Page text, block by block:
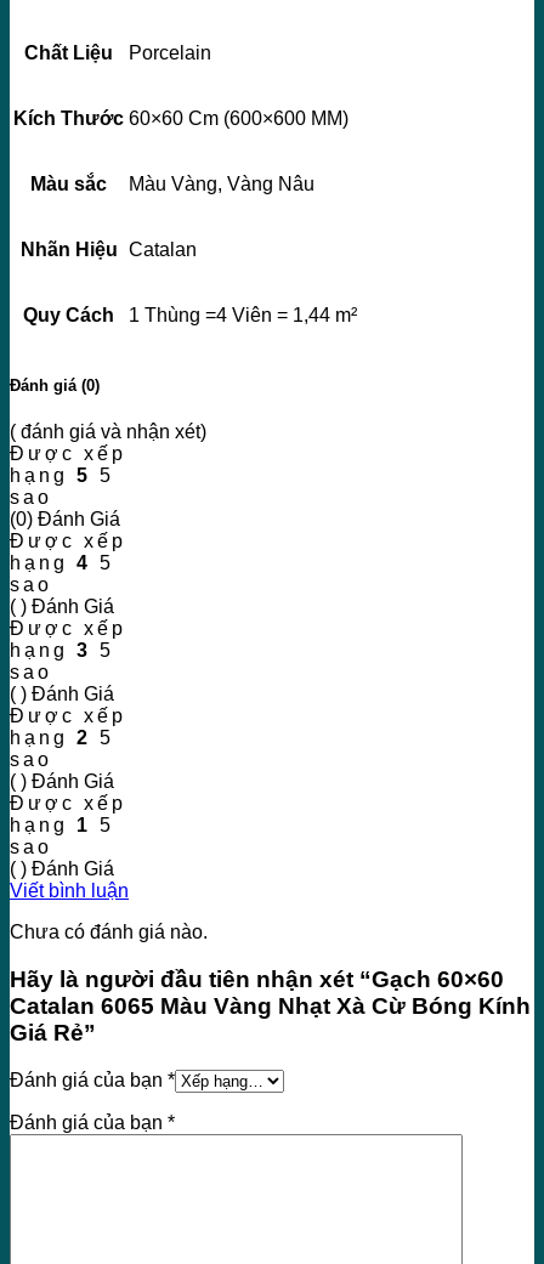
Chất Liệu Porcelain
Kích Thước 60×60 Cm (600×600 MM)
Màu sắc Màu Vàng, Vàng Nâu
Nhãn Hiệu Catalan
Quy Cách 1 Thùng =4 Viên = 1,44 m²
Đánh giá (0)
( đánh giá và nhận xét)
Được xếp
hạng 5 5
sao
(0) Đánh Giá
Được xếp
hạng 4 5
sao
( ) Đánh Giá
Được xếp
hạng 3 5
sao
( ) Đánh Giá
Được xếp
hạng 2 5
sao
( ) Đánh Giá
Được xếp
hạng 1 5
sao
( ) Đánh Giá
Viết bình luận
Chưa có đánh giá nào.
Hãy là người đầu tiên nhận xét “Gạch 60×60
Catalan 6065 Màu Vàng Nhạt Xà Cừ Bóng Kính
Giá Rẻ”
Đánh giá của bạn *
Đánh giá của bạn *